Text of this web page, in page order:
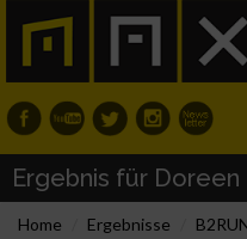
Ergebnis für Doreen
Home Ergebnisse